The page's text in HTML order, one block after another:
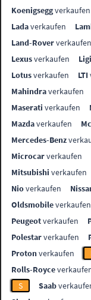
Koenigseggverkaufen
Ladaverkaufen
Land-Roververkaufen
Lexusverkaufen
Lotusverkaufen LTI
Mahindraverkaufen
Maserati verkaufen
Mazdaverkaufen
Mercedes-Benz
Microcarverkaufen
Mitsubishi verkaufen
Nioverkaufen
Oldsmobileverkaufen
Peugeotverkaufen
Polestarverkaufen
Protonverkaufen
Rolls-Royce
S
Saab